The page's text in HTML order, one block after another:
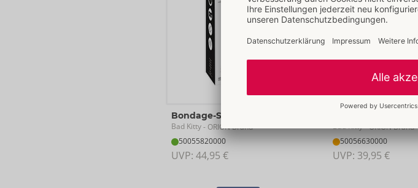
Bondage-Set
Bad Kitty- ORION Brand
50055820000
UVP: 44,95 €
Bad Kitty- ORION Brand
50056630000
UVP: 39,95 €